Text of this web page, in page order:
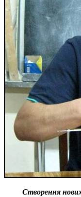
Створення нових